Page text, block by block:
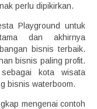
perlu dipikirkan.
Playground untuk
dan akhirnya
bisnis terbaik.
bisnis paling profit.
kota wisata
bisnis waterboom.
mengenai contoh